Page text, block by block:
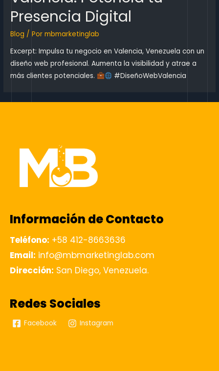
Presencia Digital
Blog / Pormbmarketinglab
Excerpt: Impulsa tu negocio en Valencia, Venezuela con un
diseño web profesional. Aumenta la visibilidad y atrae a
más clientes potenciales.
#DiseñoWebValencia
Información de Contacto
Teléfono: +58 412-8663636
Email: info@mbmarketinglab.com
Dirección: San Diego, Venezuela.
Redes Sociales
Facebook Instagram